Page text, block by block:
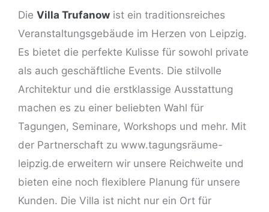
Die Villa Trufanow ist ein traditionsreiches
Veranstaltungsgebäude im Herzen von Leipzig.
Es bietet die perfekte Kulisse für sowohl private
als auch geschäftliche Events. Die stilvolle
Architektur und die erstklassige Ausstattung
machen es zu einer beliebten Wahl für
Tagungen, Seminare, Workshops und mehr. Mit
der Partnerschaft zu www.tagungsräume-
leipzig.de erweitern wir unsere Reichweite und
bieten eine noch flexiblere Planung für unsere
Kunden. Die Villa ist nicht nur ein Ort für